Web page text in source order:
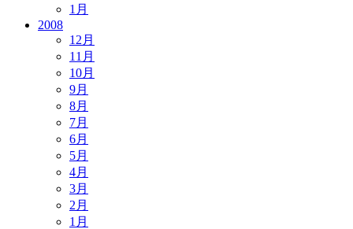
1月
2008
12月
11月
10月
9月
8月
7月
6月
5月
4月
3月
2月
1月